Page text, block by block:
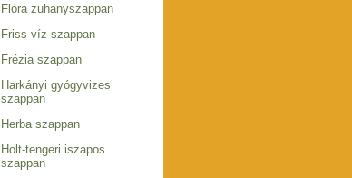
Flóra zuhanyszappan
Friss víz szappan
Frézia szappan
Harkányi gyógyvizes
szappan
Herba szappan
Holt-tengeri iszapos
szappan